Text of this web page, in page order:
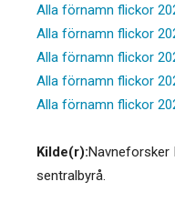
Alla förnamn flickor
Alla förnamn flickor
Alla förnamn flickor
Alla förnamn flickor
Alla förnamn flickor
Kilde(r):Navneforsker
sentralbyrå.